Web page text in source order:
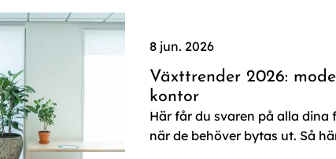
8 jun. 2026
Växttrender 2026:
kontor
Här får du svaren på alla
när de behöver bytas ut. Så